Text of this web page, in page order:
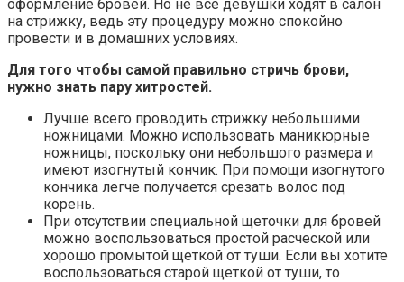
оформление бровей. Но не все девушки ходят в салон
на стрижку, ведь эту процедуру можно спокойно
провести и в домашних условиях.
Для того чтобы самой правильно стричь брови,
нужно знать пару хитростей.
Лучше всего проводить стрижку небольшими
ножницами. Можно использовать маникюрные
ножницы, поскольку они небольшого размера и
имеют изогнутый кончик. При помощи изогнутого
кончика легче получается срезать волос под
корень.
При отсутствии специальной щеточки для бровей
можно воспользоваться простой расческой или
хорошо промытой щеткой от туши. Если вы хотите
воспользоваться старой щеткой от туши, то